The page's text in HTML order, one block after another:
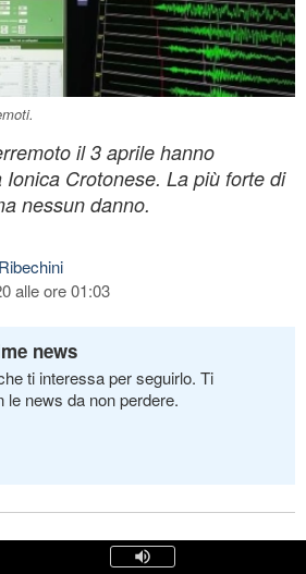
il 3 aprile hanno
Crotonese. La più forte di
nessun danno.
alle ore 01:03
news
ti interessa per seguirlo. Ti
le news da non perdere.